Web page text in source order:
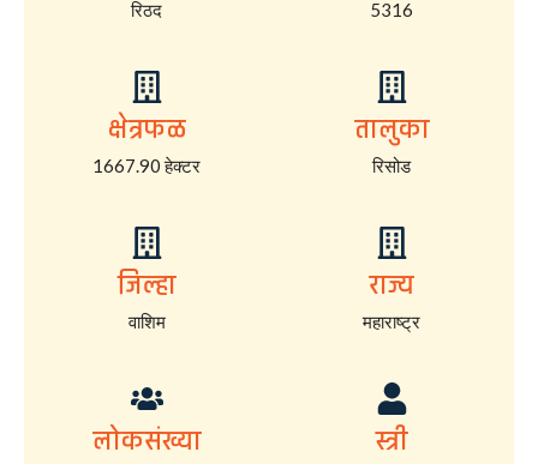
रिठद 5316
क्षेत्रफळ
1667.90 हेक्टर
तालुका
रिसोड
जिल्हा
वाशिम
राज्य
महाराष्ट्र
लोकसंख्या स्त्री